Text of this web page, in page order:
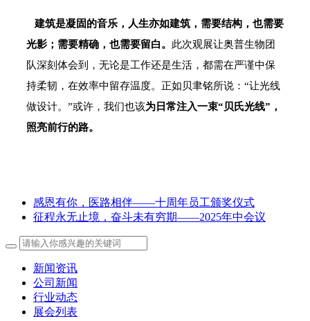
建筑是凝固的音乐，人生亦如建筑，需要结构，也需要
光影；需要精确，也需要留白。 此次观展让奥普生物团
队深刻体会到，无论是工作还是生活，都需在严谨中保
持柔韧，在效率中留存温度。正如贝聿铭所说：“让光线
做设计。”或许，我们也该为日常注入一束“贝氏光线”，
照亮前行的路。
感恩有你，医路相伴——十周年员工颁奖仪式
征程永无止境，奋斗未有穷期——2025年中会议
新闻资讯
公司新闻
行业动态
展会列表